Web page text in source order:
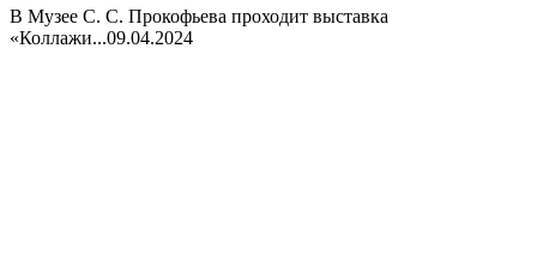
В Музее С. С. Прокофьева проходит выставка
«Коллажи...09.04.2024